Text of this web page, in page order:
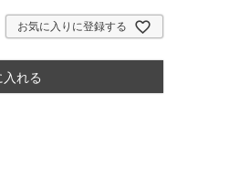
お気に入りに登録する
入れる